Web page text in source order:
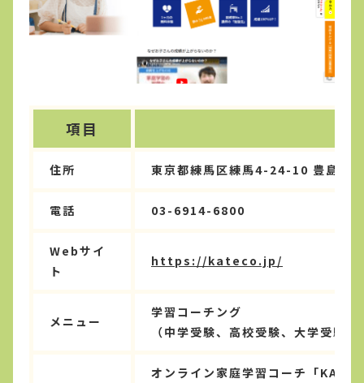
項目
住所 東京都練馬区練馬4-24-10 豊島園
電話 03-6914-6800
Webサイ
ト
https://kateco.jp/
メニュー
学習コーチング
（中学受験、高校受験、大学受験
オンライン家庭学習コーチ「